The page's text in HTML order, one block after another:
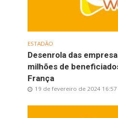
ESTADÃO
Desenrola das
milhões de
França
19 de fevereiro de 2024 16:57